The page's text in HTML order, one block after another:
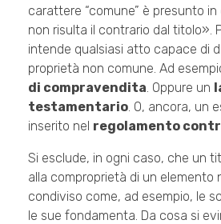
carattere “comune” è presunto
non risulta il contrario dal titolo».
intende qualsiasi atto capace di
proprietà non comune. Ad
di compravendita . Oppure un
testamentario . O, ancora, un
inserito nel regolamento
Si esclude, in ogni caso, che un
alla comproprietà di un elemento
condiviso come, ad esempio, le
le sue fondamenta. Da cosa si